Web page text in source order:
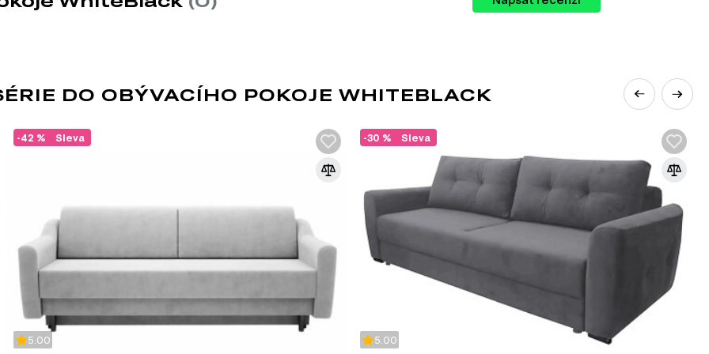
High-tech je ultramoderní styl s využitím pokročilých inovací a technologií. Takový
interiér se vyznačuje minimalismem, jednobarevnými odstíny a absencí dekoru, je
známý svou vysokou funkčností. Charakteristické vlastnosti stylu:
mezi oblíbené materiály patří kombinace skla, kovu a plastu;
barevné schéma je čisté v bílých, šedých, černých, chromových a stříbrných odstínech. Kompozice
může mít zlatožlutou, modrou, krémovou nebo béžovou barvu;
hi-tech miluje prostor, takže můžete aktivně používat zrcadla a reflexní povrchy, čímž rozptýlíte
ještě více světla a vizuálně zvětšíte prostor;
co se týká osvětlení v high-tech stylu, jedná se především o bodová a vestavná světla, Smart světla
nebo kombinaci tohoto typu osvětlení se závěsnými modely; vhodné bude také studené nebo teplé
osvětlení interiérových prvků;
nábytek je bez dekoru, mohou zde být obrázky nebo plakáty v šedých a černých tónech, případně
kovové rámy. Každý atribut by měl odrážet technickou stránku tohoto stylu. Vítány jsou také
DO OBÝVACÍHO POKOJE WHITEBLACK
Sleva
-42 %
5.00
Sleva
-30 %
5.00